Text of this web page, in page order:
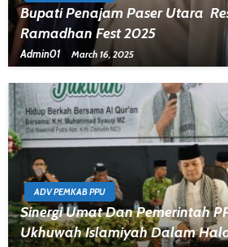
Bupati Penajam Paser Utara
Ramadhan Fest 2025
Admin01 March 16, 2025
ADV PEMKAB PPU
Sinergi Umat Dan Pemerintah
Ukhuwah Islamiyah Dalam